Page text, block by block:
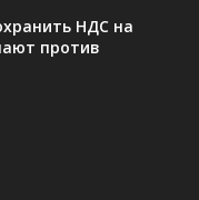
НДС на
против